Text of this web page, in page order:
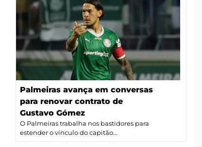
Palmeiras avança em conversas
para renovar contrato de
Gustavo Gómez
O Palmeiras trabalha nos bastidores para
estender o vínculo do capitão...